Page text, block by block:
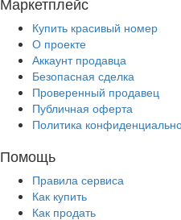
Купить красивый номер
О проекте
Аккаунт продавца
Безопасная сделка
Проверенный продавец
Публичная оферта
Политика
Помощь
Правила сервиса
Как купить
Как продать